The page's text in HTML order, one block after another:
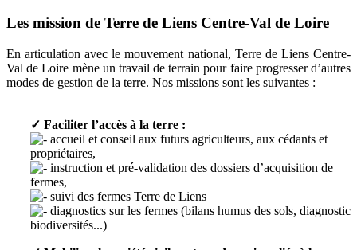
Les mission de Terre de Liens Centre-Val de Loire
En articulation avec le mouvement national, Terre de Liens Centre-
Val de Loire mène un travail de terrain pour faire progresser d’autres
modes de gestion de la terre. Nos missions sont les suivantes :
✓ Faciliter l’accès à la terre :
accueil et conseil aux futurs agriculteurs, aux cédants et
propriétaires,
instruction et pré-validation des dossiers d’acquisition de
fermes,
suivi des fermes Terre de Liens
diagnostics sur les fermes (bilans humus des sols, diagnostic
biodiversités...)